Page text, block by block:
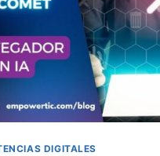
DIGITALES